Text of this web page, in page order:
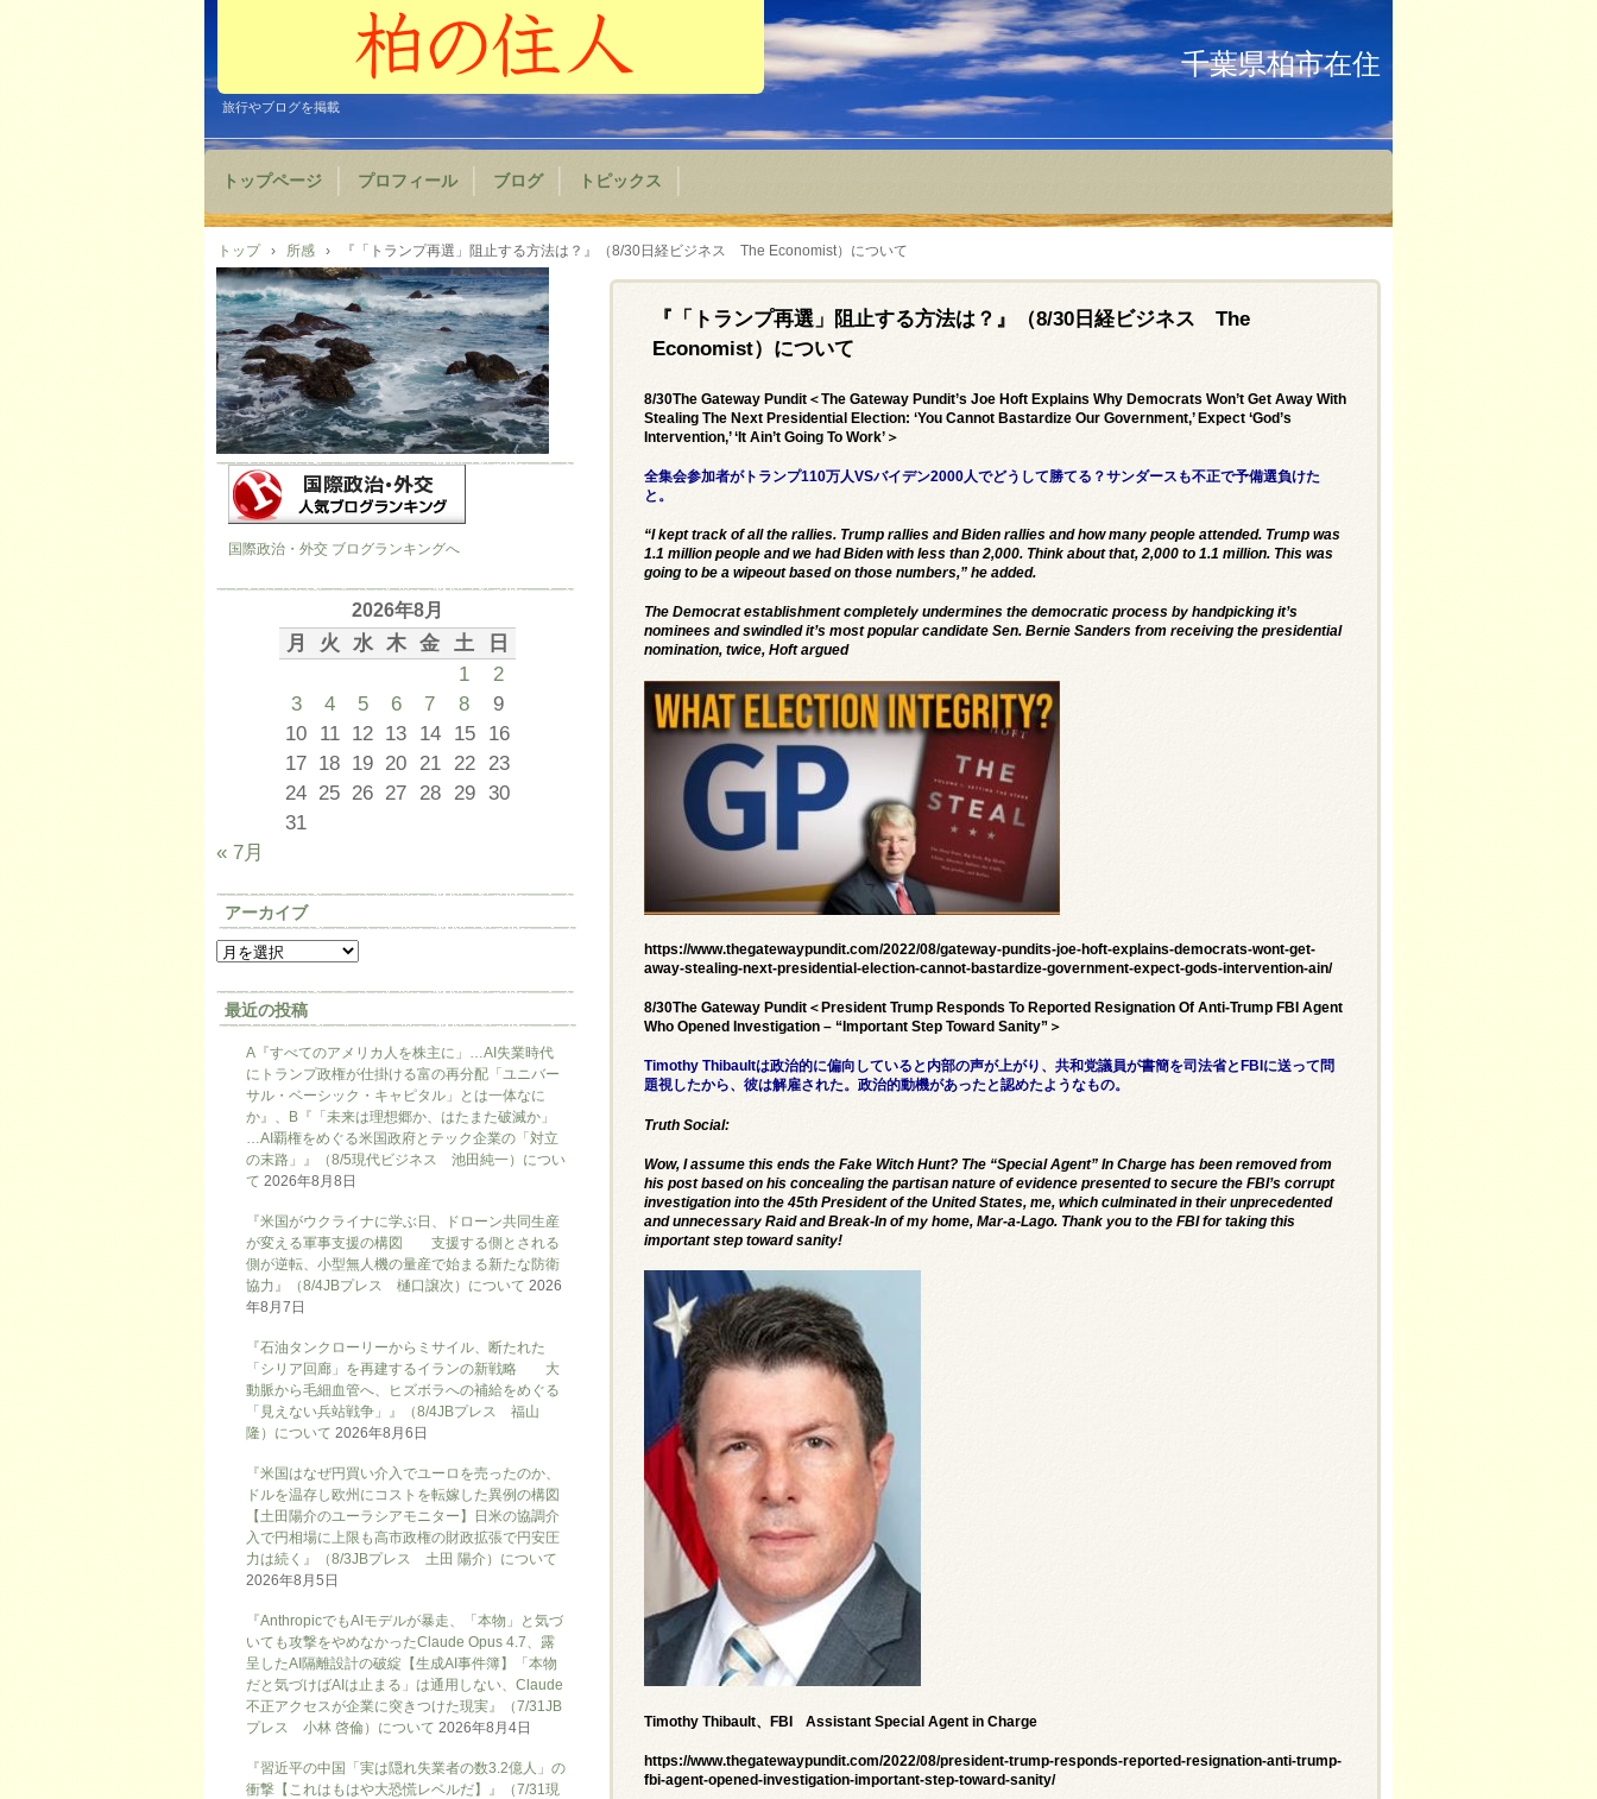
旅行やブログを掲載
千葉県柏市在住
トップページ プロフィール ブログ トピックス
トップ › 所感 › 『「トランプ再選」阻止する方法は？』（8/30日経ビジネス The Economist）について
『「トランプ再選」阻止する方法は？』（8/30日経ビジネス The
Economist）について
8/30The Gateway Pundit＜The Gateway Pundit’s Joe Hoft Explains Why Democrats Won’t Get Away With
Stealing The Next Presidential Election: ‘You Cannot Bastardize Our Government,’ Expect ‘God’s
Intervention,’ ‘It Ain’t Going To Work’＞
全集会参加者がトランプ110万人VSバイデン2000人でどうして勝てる？サンダースも不正で予備選負けた
と。
“I kept track of all the rallies. Trump rallies and Biden rallies and how many people attended. Trump was
1.1 million people and we had Biden with less than 2,000. Think about that, 2,000 to 1.1 million. This was
going to be a wipeout based on those numbers,” he added.
The Democrat establishment completely undermines the democratic process by handpicking it’s
nominees and swindled it’s most popular candidate Sen. Bernie Sanders from receiving the presidential
nomination, twice, Hoft argued
https://www.thegatewaypundit.com/2022/08/gateway-pundits-joe-hoft-explains-democrats-wont-get-
away-stealing-next-presidential-election-cannot-bastardize-government-expect-gods-intervention-ain/
8/30The Gateway Pundit＜President Trump Responds To Reported Resignation Of Anti-Trump FBI Agent
Who Opened Investigation – “Important Step Toward Sanity”＞
Timothy Thibaultは政治的に偏向していると内部の声が上がり、共和党議員が書簡を司法省とFBIに送って問
題視したから、彼は解雇された。政治的動機があったと認めたようなもの。
Truth Social:
Wow, I assume this ends the Fake Witch Hunt? The “Special Agent” In Charge has been removed from
his post based on his concealing the partisan nature of evidence presented to secure the FBI’s corrupt
investigation into the 45th President of the United States, me, which culminated in their unprecedented
and unnecessary Raid and Break-In of my home, Mar-a-Lago. Thank you to the FBI for taking this
important step toward sanity!
Timothy Thibault、FBI Assistant Special Agent in Charge
https://www.thegatewaypundit.com/2022/08/president-trump-responds-reported-resignation-anti-trump-
fbi-agent-opened-investigation-important-step-toward-sanity/
国際政治・外交 ブログランキングへ
2026年8月
月 火 水 木 金 土
日
1
2
3
4 5 6 7 8
9
10 11 12 13 14 15
16
17 18 19 20 21 22
23
24 25 26 27 28 29 30
31
« 7月
アーカイブ
最近の投稿
A『すべてのアメリカ人を株主に」…AI失業時代
にトランプ政権が仕掛ける富の再分配「ユニバー
サル・ベーシック・キャピタル」とは一体なに
か』、B『「未来は理想郷か、はたまた破滅か」
…AI覇権をめぐる米国政府とテック企業の「対立
の末路」』（8/5現代ビジネス 池田純一）につい
て 2026年8月8日
『米国がウクライナに学ぶ日、ドローン共同生産
が変える軍事支援の構図 支援する側とされる
側が逆転、小型無人機の量産で始まる新たな防衛
協力』（8/4JBプレス 樋口譲次）について 2026
年8月7日
『石油タンクローリーからミサイル、断たれた
「シリア回廊」を再建するイランの新戦略 大
動脈から毛細血管へ、ヒズボラへの補給をめぐる
「見えない兵站戦争」』（8/4JBプレス 福山
隆）について 2026年8月6日
『米国はなぜ円買い介入でユーロを売ったのか、
ドルを温存し欧州にコストを転嫁した異例の構図
【土田陽介のユーラシアモニター】日米の協調介
入で円相場に上限も高市政権の財政拡張で円安圧
力は続く』（8/3JBプレス 土田 陽介）について
2026年8月5日
『AnthropicでもAIモデルが暴走、「本物」と気づ
いても攻撃をやめなかったClaude Opus 4.7、露
呈したAI隔離設計の破綻【生成AI事件簿】「本物
だと気づけばAIは止まる」は通用しない、Claude
不正アクセスが企業に突きつけた現実』（7/31JB
プレス 小林 啓倫）について 2026年8月4日
『習近平の中国「実は隠れ失業者の数3.2億人」の
衝撃【これはもはや大恐慌レベルだ】』（7/31現